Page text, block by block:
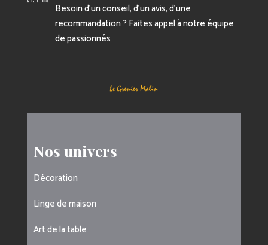
Besoin d’un conseil, d’un avis, d’une
recommandation ? Faites appel à notre équipe
de passionnés
Nos univers
Décoration
Linge de maison
Art de la table